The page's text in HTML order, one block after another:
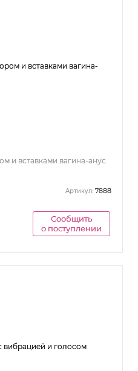
и вставками вагина-анус
Артикул: 7888
Сообщить
о поступлении